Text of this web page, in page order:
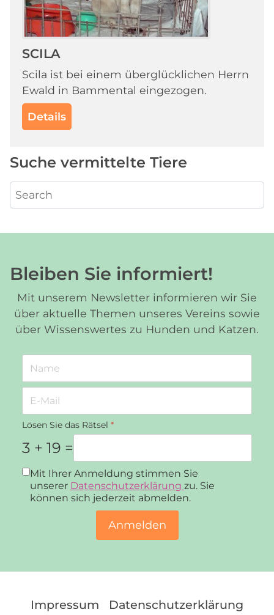
SCILA
Scila ist bei einem überglücklichen Herrn
Ewald in Bammental eingezogen.
Details
Suche vermittelte Tiere
Bleiben Sie informiert!
Mit unserem Newsletter informieren wir Sie
über aktuelle Themen unseres Vereins sowie
über Wissenswertes zu Hunden und Katzen.
Lösen Sie das Rätsel *
3 + 19 =
Datenschutz*
Mit Ihrer Anmeldung stimmen Sie
unserer Datenschutzerklärung zu. Sie
können sich jederzeit abmelden.
Anmelden
Impressum Datenschutzerklärung